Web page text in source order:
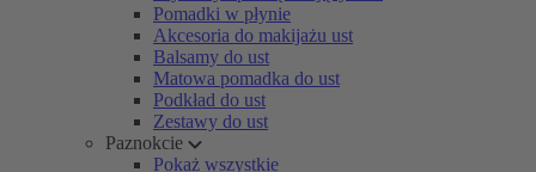
Pomadki w płynie
Akcesoria do makijażu ust
Balsamy do ust
Matowa pomadka do ust
Podkład do ust
Zestawy do ust
Paznokcie
Pokaż wszystkie